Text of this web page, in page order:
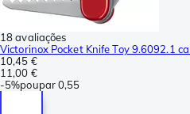
18 avaliações
Victorinox Pocket Knife Toy 9.6092.1
10,45 €
11,00 €
-5%poupar0,55